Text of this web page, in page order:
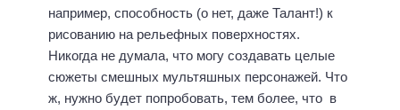
например, способность (о нет, даже Талант!) к
рисованию на рельефных поверхностях.
Никогда не думала, что могу создавать целые
сюжеты смешных мультяшных персонажей. Что
ж, нужно будет попробовать, тем более, что в